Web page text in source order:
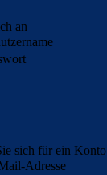
an
sich für ein Konto
Adresse